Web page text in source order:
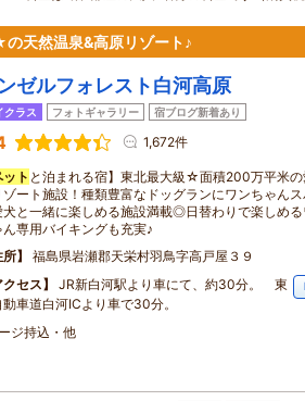
天然温泉&高原リゾート♪
ゼルフォレスト白河高原
クラス フォトギャラリー 宿ブログ新着あり
1,672件
ット と泊まれる宿】東北最大級☆面積200万平米の
ゾート施設！種類豊富なドッグランにワンちゃんス
犬と一緒に楽しめる施設満載◎日替わりで楽しめる
ん専用バイキングも充実♪
所
福島県岩瀬郡天栄村羽鳥字高戸屋３９
クセス
JR新白河駅より車にて、約30分。 東
車道白河ICより車で30分。
ジ持込・他